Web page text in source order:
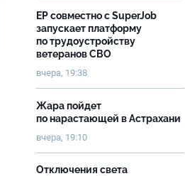
ЕР совместно с SuperJob
запускает платформу
по трудоустройству
ветеранов СВО
вчера, 19:38
Жара пойдет
по нарастающей в Астрахани
вчера, 19:10
Отключения света